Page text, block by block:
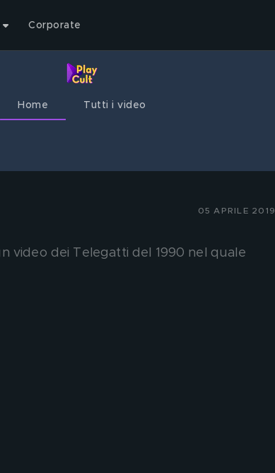
Corporate
Home Tutti i video
05 APRILE 2019
video dei Telegatti del 1990 nel quale